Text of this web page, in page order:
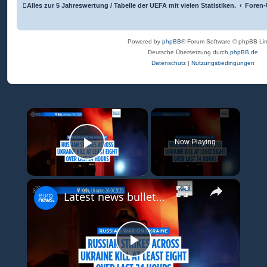
Alles zur 5 Jahreswertung / Tabelle der UEFA mit vielen Statistiken.
Powered by phpBB® Forum Software © phpBB
Deutsche Übersetzung durch phpBB.de
Datenschutz | Nutzungsbedingungen
×
Play Video
Now Playing
×
P
Latest news bulletin | July 27th, 2026 – Morning